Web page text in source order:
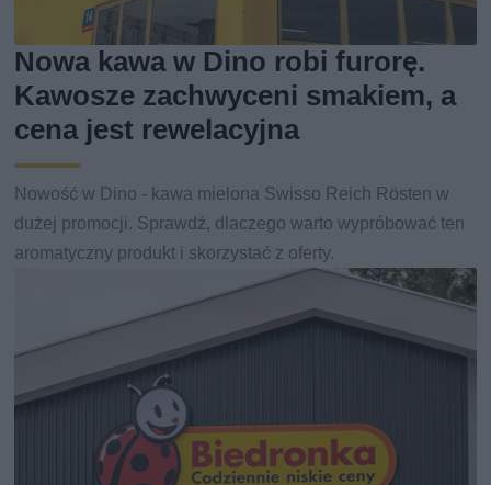
Nowa kawa w Dino robi furorę.
Kawosze zachwyceni smakiem, a
cena jest rewelacyjna
Nowość w Dino - kawa mielona Swisso Reich Rösten w
dużej promocji. Sprawdź, dlaczego warto wypróbować ten
aromatyczny produkt i skorzystać z oferty.